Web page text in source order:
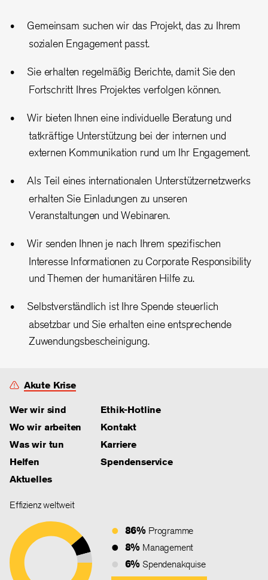
Gemeinsam suchen wir das Projekt, das zu Ihrem
sozialen Engagement passt.
Sie erhalten regelmäßig Berichte, damit Sie den
Fortschritt Ihres Projektes verfolgen können.
Wir bieten Ihnen eine individuelle Beratung und
tatkräftige Unterstützung bei der internen und
externen Kommunikation rund um Ihr Engagement.
Als Teil eines internationalen Unterstützernetzwerks
erhalten Sie Einladungen zu unseren
Veranstaltungen und Webinaren.
Wir senden Ihnen je nach Ihrem spezifischen
Interesse Informationen zu Corporate Responsibility
und Themen der humanitären Hilfe zu.
Selbstverständlich ist Ihre Spende steuerlich
absetzbar und Sie erhalten eine entsprechende
Zuwendungsbescheinigung.
Akute Krise
Wer wir sind
Wo wir arbeiten
Was wir tun
Helfen
Aktuelles
Ethik-Hotline
Kontakt
Karriere
Spendenservice
Effizienz weltweit
86% Programme
8% Management
6% Spendenakquise